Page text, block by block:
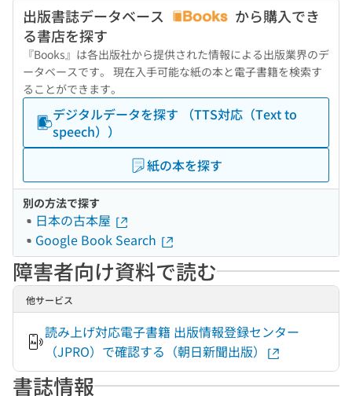
出版書誌データベース
から購入でき
る書店を探す
『Books』は各出版社から提供された情報による出版業界のデ
ータベースです。 現在入手可能な紙の本と電子書籍を検索す
ることができます。
デジタルデータを探す （TTS対応（Text to
speech））
紙の本を探す
別の方法で探す
日本の古本屋
Google Book Search
障害者向け資料で読む
他サービス
読み上げ対応電子書籍 出版情報登録センター
（JPRO）で確認する（朝日新聞出版）
書誌情報